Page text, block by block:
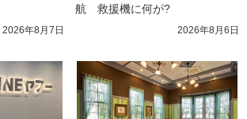
2026年8月7日
航　救援機に何が?
2026年8月6日